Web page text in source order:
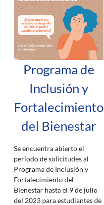
Programa de
Inclusión y
Fortalecimiento
del Bienestar
Se encuentra abierto el
período de solicitudes al
Programa de Inclusión y
Fortalecimiento del
Bienestar hasta el 9 de julio
del 2023 para estudiantes de